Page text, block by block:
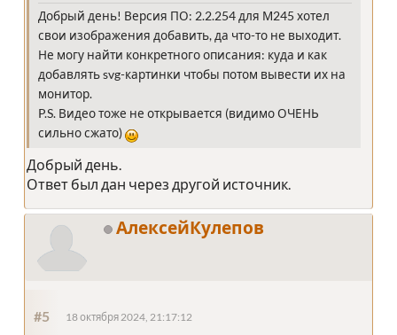
Добрый день! Версия ПО: 2.2.254 для М245 хотел
свои изображения добавить, да что-то не выходит.
Не могу найти конкретного описания: куда и как
добавлять svg-картинки чтобы потом вывести их на
монитор.
P.S. Видео тоже не открывается (видимо ОЧЕНЬ
сильно сжато)
Добрый день.
Ответ был дан через другой источник.
АлексейКулепов
#5 18 октября 2024, 21:17:12